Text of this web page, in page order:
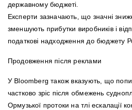
державному бюджеті.
Експерти зазначають, що значні
зменшують прибутки виробників і
податкові надходження до бюджету
Продовження після реклами
У Bloomberg також вказують, що
частково зріс після обмежень
Ормузької протоки на тлі ескалації